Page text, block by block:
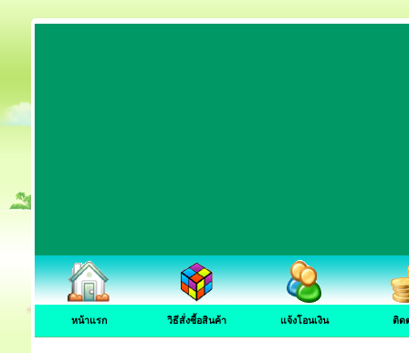
หน้าแรก วิธีสั่งซื้อสินค้า แจ้งโอนเงิน ติด